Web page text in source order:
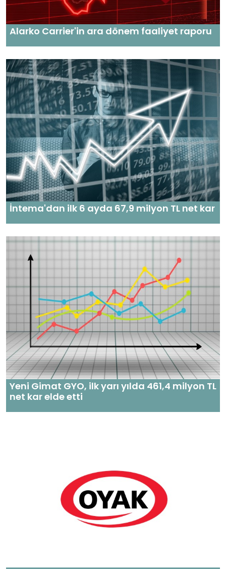
Alarko Carrier'in ara dönem faaliyet raporu
İntema'dan ilk 6 ayda 67,9 milyon TL net kar
Yeni Gimat GYO, ilk yarı yılda 461,4 milyon TL
net kar elde etti